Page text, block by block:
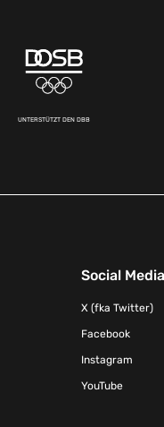
UNTERSTÜTZT DEN DBB
Social Media
X (fka Twitter)
Facebook
Instagram
YouTube